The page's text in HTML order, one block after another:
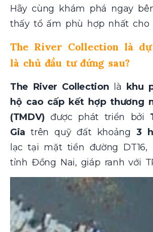
Hãy cùng khám phá ngay
thấy tổ ấm phù hợp nhất cho
The River Collection là
là chủ đầu tư đứng sau?
The River Collection là
khu
hộ cao cấp kết hợp thương
(TMDV) được phát triển bởi
Gia trên quỹ đất khoảng 3
lạc tại mặt tiền đường DT16,
tỉnh Đồng Nai, giáp ranh với